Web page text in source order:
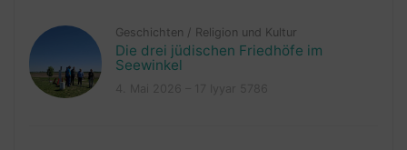
Geschichten / Religion und Kultur
Die drei jüdischen Friedhöfe im
Seewinkel